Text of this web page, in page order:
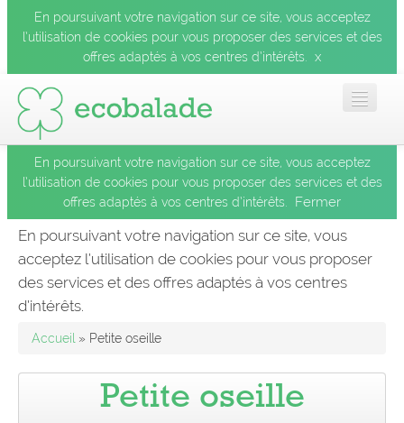
En poursuivant votre navigation sur ce site, vous acceptez
l’utilisation de cookies pour vous proposer des services et des
offres adaptés à vos centres d’intérêts.
x
Accueil
Les balades
Les espèces
Le blog
En poursuivant votre navigation sur ce site, vous acceptez
l’utilisation de cookies pour vous proposer des services et des
offres adaptés à vos centres d’intérêts.
Fermer
En poursuivant votre navigation sur ce site, vous
acceptez l’utilisation de cookies pour vous proposer
des services et des offres adaptés à vos centres
d’intérêts.
Accueil » Petite oseille
Petite oseille